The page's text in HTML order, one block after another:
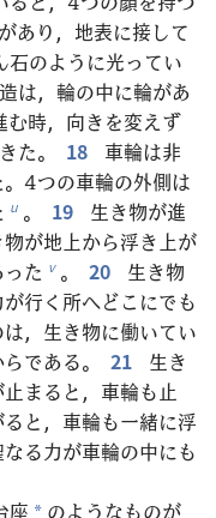
あり，地表に接して
石のように光ってい
は，輪の中に輪があ
む時，向きを変えず
た。
18
車輪は非
4つの車輪の外側は
u 。 19
生き物が進
が地上から浮き上が
た v 。 20
生き物
行く所へどこにでも
，生き物に働いてい
である。
21
生き
まると，車輪も止
と，車輪も一緒に浮
る力が車輪の中にも
座
のようなものが